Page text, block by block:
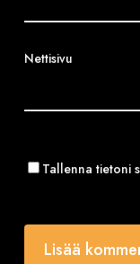
Nettisivu
Tallenna tietoni